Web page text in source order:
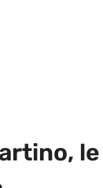
le